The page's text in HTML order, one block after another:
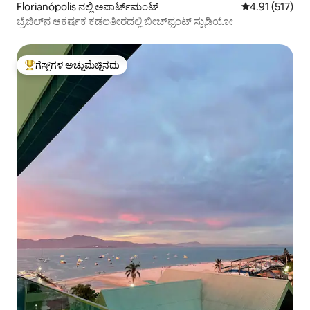
Florianópolis ನಲ್ಲಿ ಅಪಾರ್ಟ್‌ಮಂಟ್ 5 ರಲ್ಲಿ 4.91
4.91 (517)
ಬ್ರೆಜಿಲ್‌ನ ಆಕರ್ಷಕ ಕಡಲತೀರದಲ್ಲಿ ಬೀಚ್‌ಫ್ರಂಟ್ ಸ್ಟುಡಿಯೋ
ಗೆಸ್ಟ್‌ಗಳಿಗೆ ಅತಿ ಹೆಚ್ಚು ಅಚ್ಚುಮೆಚ್ಚಿನದು
ಗೆಸ್ಟ್‌ಗಳ ಅಚ್ಚುಮೆಚ್ಚಿನದು